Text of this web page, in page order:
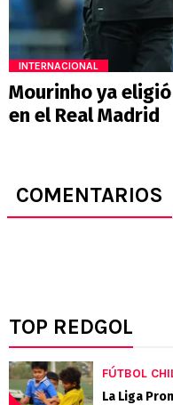
INTERNACIONAL
Mourinho ya
en el Real Madrid
COMENTARIOS
TOP REDGOL
FÚTBOL
La Liga